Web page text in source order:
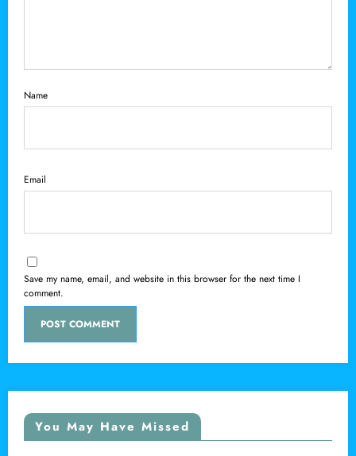
Name
Email
Save my name, email, and website in this browser for the next time I
comment.
You May Have Missed